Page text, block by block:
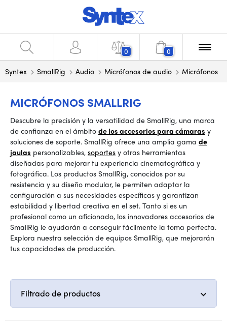
0 0
Syntex SmallRig Audio Micrófonos de audio Micrófonos
MICRÓFONOS SMALLRIG
Descubre la precisión y la versatilidad de SmallRig, una marca
de confianza en el ámbito de los accesorios para cámaras y
soluciones de soporte. SmallRig ofrece una amplia gama de
jaulas personalizables, soportes y otras herramientas
diseñadas para mejorar tu experiencia cinematográfica y
fotográfica. Los productos SmallRig, conocidos por su
resistencia y su diseño modular, le permiten adaptar la
configuración a sus necesidades específicas y garantizan
estabilidad y libertad creativa en el set. Tanto si es un
profesional como un aficionado, los innovadores accesorios de
SmallRig le ayudarán a conseguir fácilmente la toma perfecta.
Explora nuestra selección de equipos SmallRig, que mejorarán
tus capacidades de producción.
Filtrado de productos